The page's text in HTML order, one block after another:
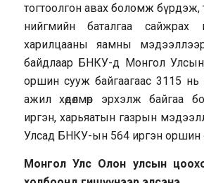
тогтоолгон авах боломж бүрдэж,
нийгмийн баталгаа
харилцааны яамны
байдлаар БНКУ-д Монгол
оршин сууж байгаагаас 3115 нь
ажил хөдөлмөр эрхэлж байгаа
иргэн, харьяатын газрын
Улсад БНКУ-ын 564 иргэн оршин
Монгол Улс Олон улсын